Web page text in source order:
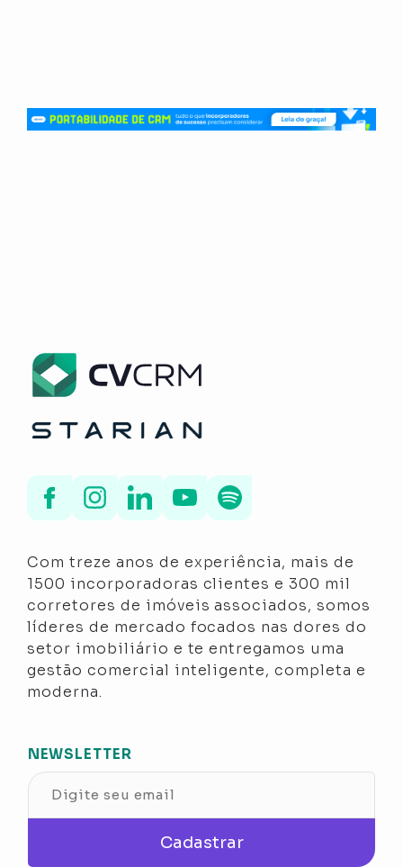
Com treze anos de experiência, mais de
1500 incorporadoras clientes e 300 mil
corretores de imóveis associados, somos
líderes de mercado focados nas dores do
setor imobiliário e te entregamos uma
gestão comercial inteligente, completa e
moderna.
NEWSLETTER
Cadastrar